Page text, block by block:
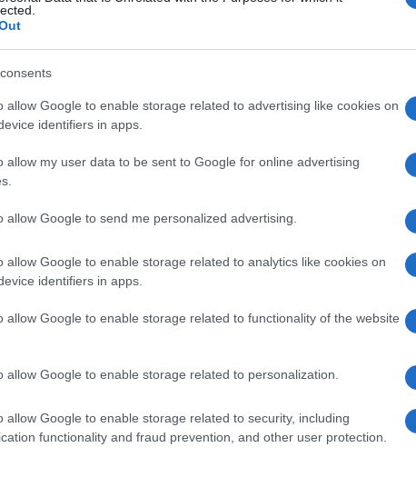
allow Google to enable storage related to advertising like cookies on
identifiers in apps.
allow my user data to be sent to Google for online advertising
allow Google to send me personalized advertising.
allow Google to enable storage related to analytics like cookies on
identifiers in apps.
allow Google to enable storage related to functionality of the website
allow Google to enable storage related to personalization.
allow Google to enable storage related to security, including
functionality and fraud prevention, and other user protection.
cliccandoqui
nella sezione
Unico Olbia Policia Olbia
Soccorso Olbia
di GalluraOggi.it